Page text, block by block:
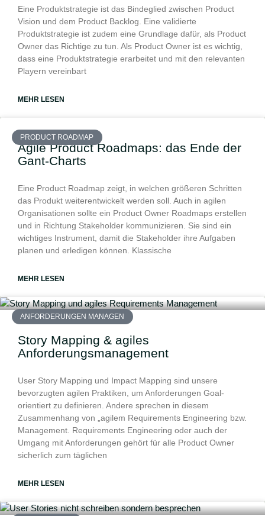
Eine Produktstrategie ist das Bindeglied zwischen Product
Vision und dem Product Backlog. Eine validierte
Produktstrategie ist zudem eine Grundlage dafür, als Product
Owner das Richtige zu tun. Als Product Owner ist es wichtig,
dass eine Produktstrategie erarbeitet und mit den relevanten
Playern vereinbart
MEHR LESEN
PRODUCT ROADMAP
Agile Product Roadmaps: das Ende der
Gant-Charts
Eine Product Roadmap zeigt, in welchen größeren Schritten
das Produkt weiterentwickelt werden soll. Auch in agilen
Organisationen sollte ein Product Owner Roadmaps erstellen
und in Richtung Stakeholder kommunizieren. Sie sind ein
wichtiges Instrument, damit die Stakeholder ihre Aufgaben
planen und erledigen können. Klassische
MEHR LESEN
ANFORDERUNGEN MANAGEN
Story Mapping & agiles
Anforderungsmanagement
User Story Mapping und Impact Mapping sind unsere
bevorzugten agilen Praktiken, um Anforderungen Goal-
orientiert zu definieren. Andere sprechen in diesem
Zusammenhang von „agilem Requirements Engineering bzw.
Management. Requirements Engineering oder auch der
Umgang mit Anforderungen gehört für alle Product Owner
sicherlich zum täglichen
MEHR LESEN